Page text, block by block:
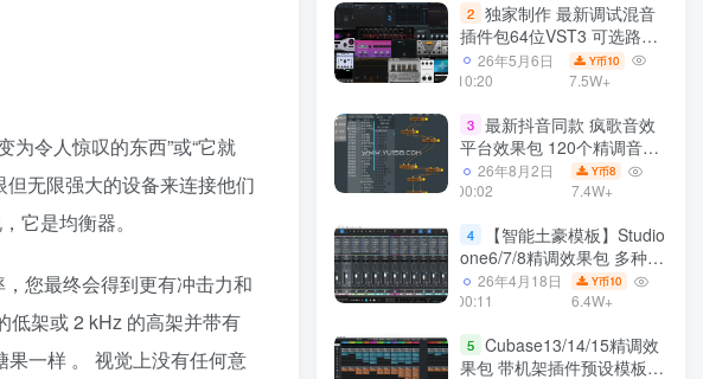
为令人惊叹的东西”或“它就
无限强大的设备来连接他们
它是均衡器。
您最终会得到更有冲击力和
低架或 2 kHz 的高架并带有
一样 。 视觉上没有任何意
2 独家制作 最新调试混音
插件包64位VST3 可选路径
一键安装550个效果器合集
v3.0 WiN 支持定制
26年5月6日
10:20
Y币10
7.5W+
3 最新抖音同款 疯歌音效
平台效果包 120个精调音效
包+软件自带170个音效
+600个插件 带安装教程全
26年8月2日
00:02
Y币8
7.4W+
4
【智能土豪模板】Studio
one6/7/8精调效果包 多种效
果模式可选 声卡调试好预设
带插件全套文件
26年4月18日
00:11
Y币10
6.4W+
5 Cubase13/14/15精调效
果包 带机架插件预设模板